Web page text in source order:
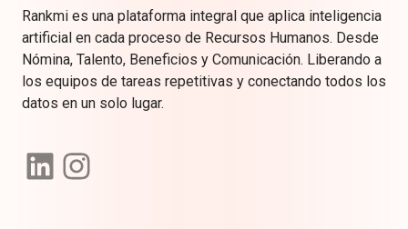
Rankmi es una plataforma integral que aplica inteligencia
artificial en cada proceso de Recursos Humanos. Desde
Nómina, Talento, Beneficios y Comunicación. Liberando a
los equipos de tareas repetitivas y conectando todos los
datos en un solo lugar.